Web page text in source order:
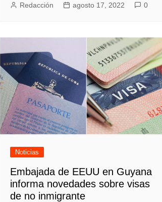
Redacción agosto 17, 2022 0
Noticias
Embajada de EEUU en Guyana
informa novedades sobre visas
de no inmigrante